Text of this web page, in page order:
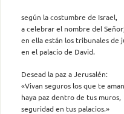
según la costumbre de Israel,
a celebrar el nombre del
en ella están los tribunales de
en el palacio de David.
Desead la paz a Jerusalén:
«Vivan seguros los que te
haya paz dentro de tus muros,
seguridad en tus palacios.»